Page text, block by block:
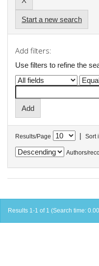
Start a new search
Add filters:
Use filters to refine the
Results/Page | Sort
Authors/
Results 1-1 of 1 (Search time: